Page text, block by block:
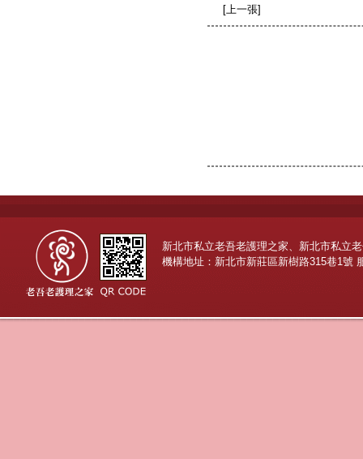
[上一張]
新北市私立老吾老護理之家、新北市私立
機構地址：新北市新莊區新樹路315巷1號